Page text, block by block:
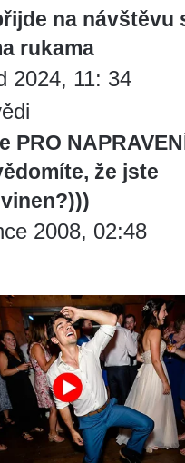
na návštěvu
rukama
2024, 11: 34
PRO
že jste
2008, 02:48